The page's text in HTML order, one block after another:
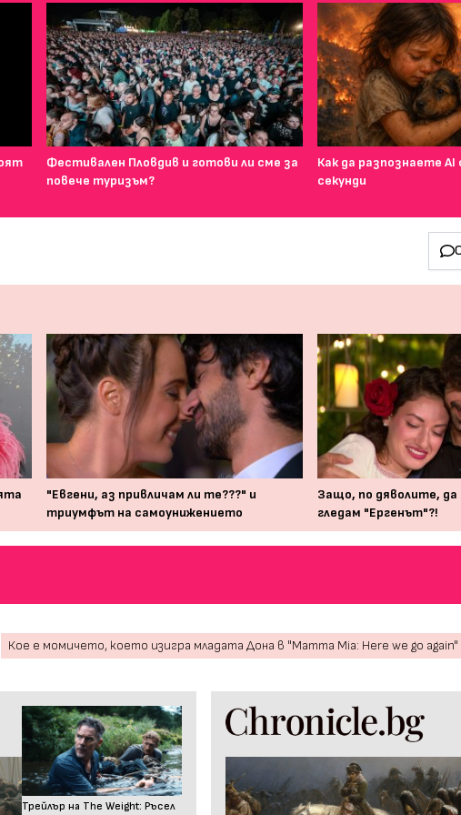
Фестивален Пловдив и готови ли сме за
повече туризъм?
Как да разпознаете AI
секунди
"Евгени, аз привличам ли те???" и
триумфът на самоунижението
Защо, по дяволите, да
гледам "Ергенът"?!
Кое е момичето, което изигра младата Дона в "Mamma Mia: Here we go again"
Трейлър на The Weight: Ръсел